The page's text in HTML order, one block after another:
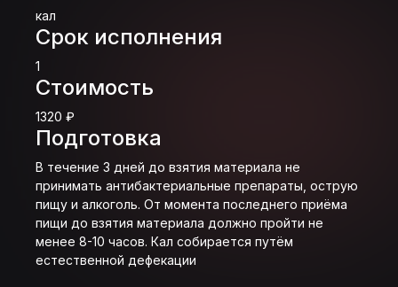
кал
Срок исполнения
1
Стоимость
1320 ₽
Подготовка
В течение 3 дней до взятия материала не
принимать антибактериальные препараты, острую
пищу и алкоголь. От момента последнего приёма
пищи до взятия материала должно пройти не
менее 8-10 часов. Кал собирается путём
естественной дефекации